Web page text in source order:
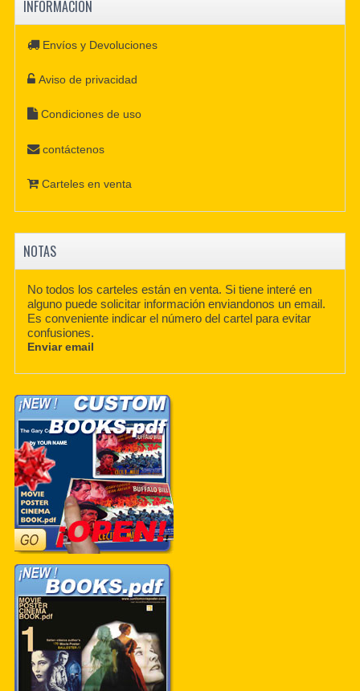
INFORMACIÓN
Envíos y Devoluciones
Aviso de privacidad
Condiciones de uso
contáctenos
Carteles en venta
NOTAS
No todos los carteles están en venta. Si tiene interé en
alguno puede solicitar información enviandonos un email.
Es conveniente indicar el número del cartel para evitar
confusiones.
Enviar email